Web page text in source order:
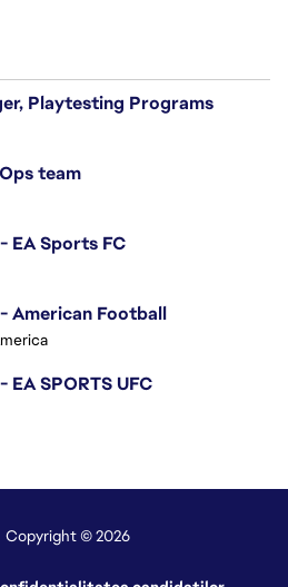
Playtesting Programs
team
EA Sports FC
American Football
SPORTS UFC
Copyright © 2026